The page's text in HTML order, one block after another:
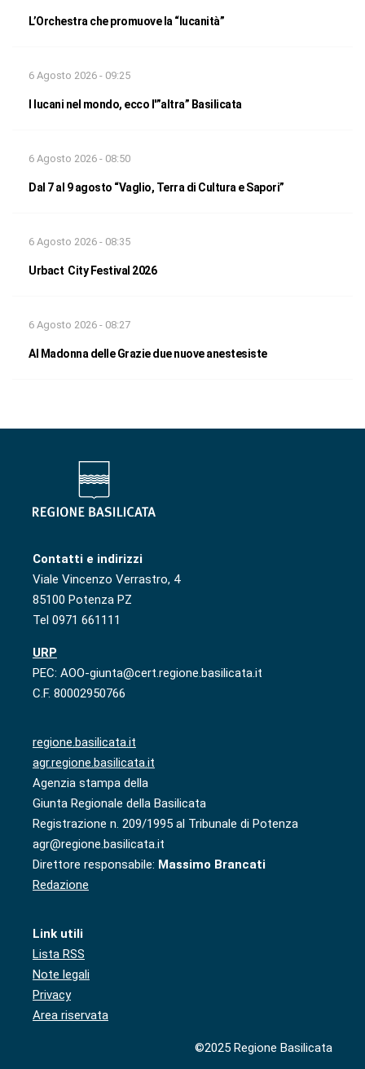
L’Orchestra che promuove la “lucanità”
6 Agosto 2026 - 09:25
I lucani nel mondo, ecco l'”altra” Basilicata
6 Agosto 2026 - 08:50
Dal 7 al 9 agosto “Vaglio, Terra di Cultura e Sapori”
6 Agosto 2026 - 08:35
Urbact City Festival 2026
6 Agosto 2026 - 08:27
Al Madonna delle Grazie due nuove anestesiste
Contatti e indirizzi
Viale Vincenzo Verrastro, 4
85100 Potenza PZ
Tel 0971 661111
URP
PEC: AOO-giunta@cert.regione.basilicata.it
C.F. 80002950766
regione.basilicata.it
agr.regione.basilicata.it
Agenzia stampa della
Giunta Regionale della Basilicata
Registrazione n. 209/1995 al Tribunale di Potenza
agr@regione.basilicata.it
Direttore responsabile: Massimo Brancati
Redazione
Link utili
Lista RSS
Note legali
Privacy
Area riservata
©2025 Regione Basilicata